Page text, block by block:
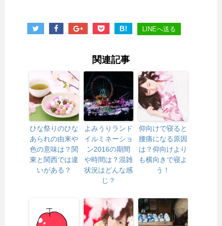
B! LINEへ送る
関連記事
ひな祭りのひな
あられの由来や
色の意味は？関
東と関西では違
いがある？
よみうりランド
イルミネーショ
ン2016の期間
や時間は？混雑
状況はどんな感
じ？
仰向けで寝ると
腰痛になる原因
は？仰向けより
も横向きで寝よ
う！